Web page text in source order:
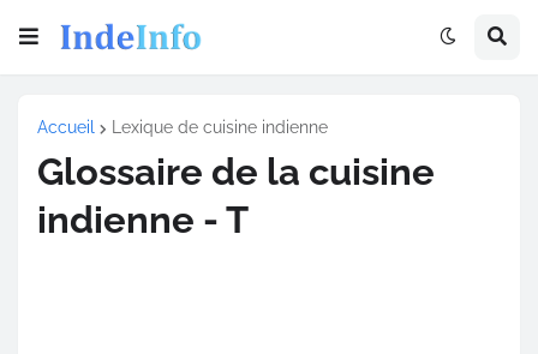
Accueil Lexique de cuisine indienne
Glossaire de la cuisine
indienne - T